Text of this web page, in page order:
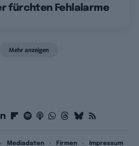
fürchten Fehlalarme
Mehr anzeigen
Mediadaten Firmen Impressum